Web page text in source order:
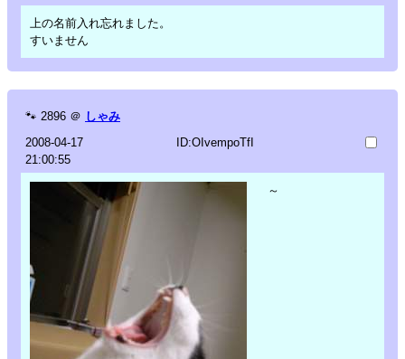
上の名前入れ忘れました。
すいません
🐾 2896 ＠ しゃみ
2008-04-17
21:00:55
ID:OIvempoTfI
ゞ～